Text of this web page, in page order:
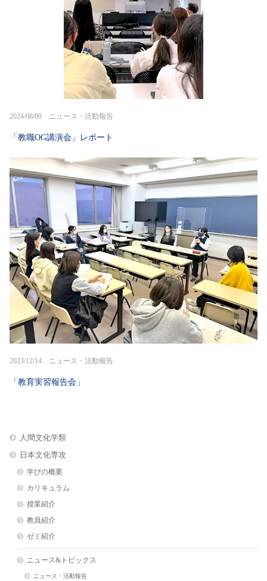
2024/08/09 ニュース・活動報告
「教職OG講演会」レポート
2023/12/14 ニュース・活動報告
「教育実習報告会」
人間文化学類
日本文化専攻
学びの概要
カリキュラム
授業紹介
教員紹介
ゼミ紹介
ニュース&トピックス
ニュース・活動報告